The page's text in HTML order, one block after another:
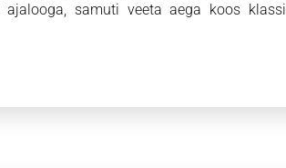
samuti veeta aega koos